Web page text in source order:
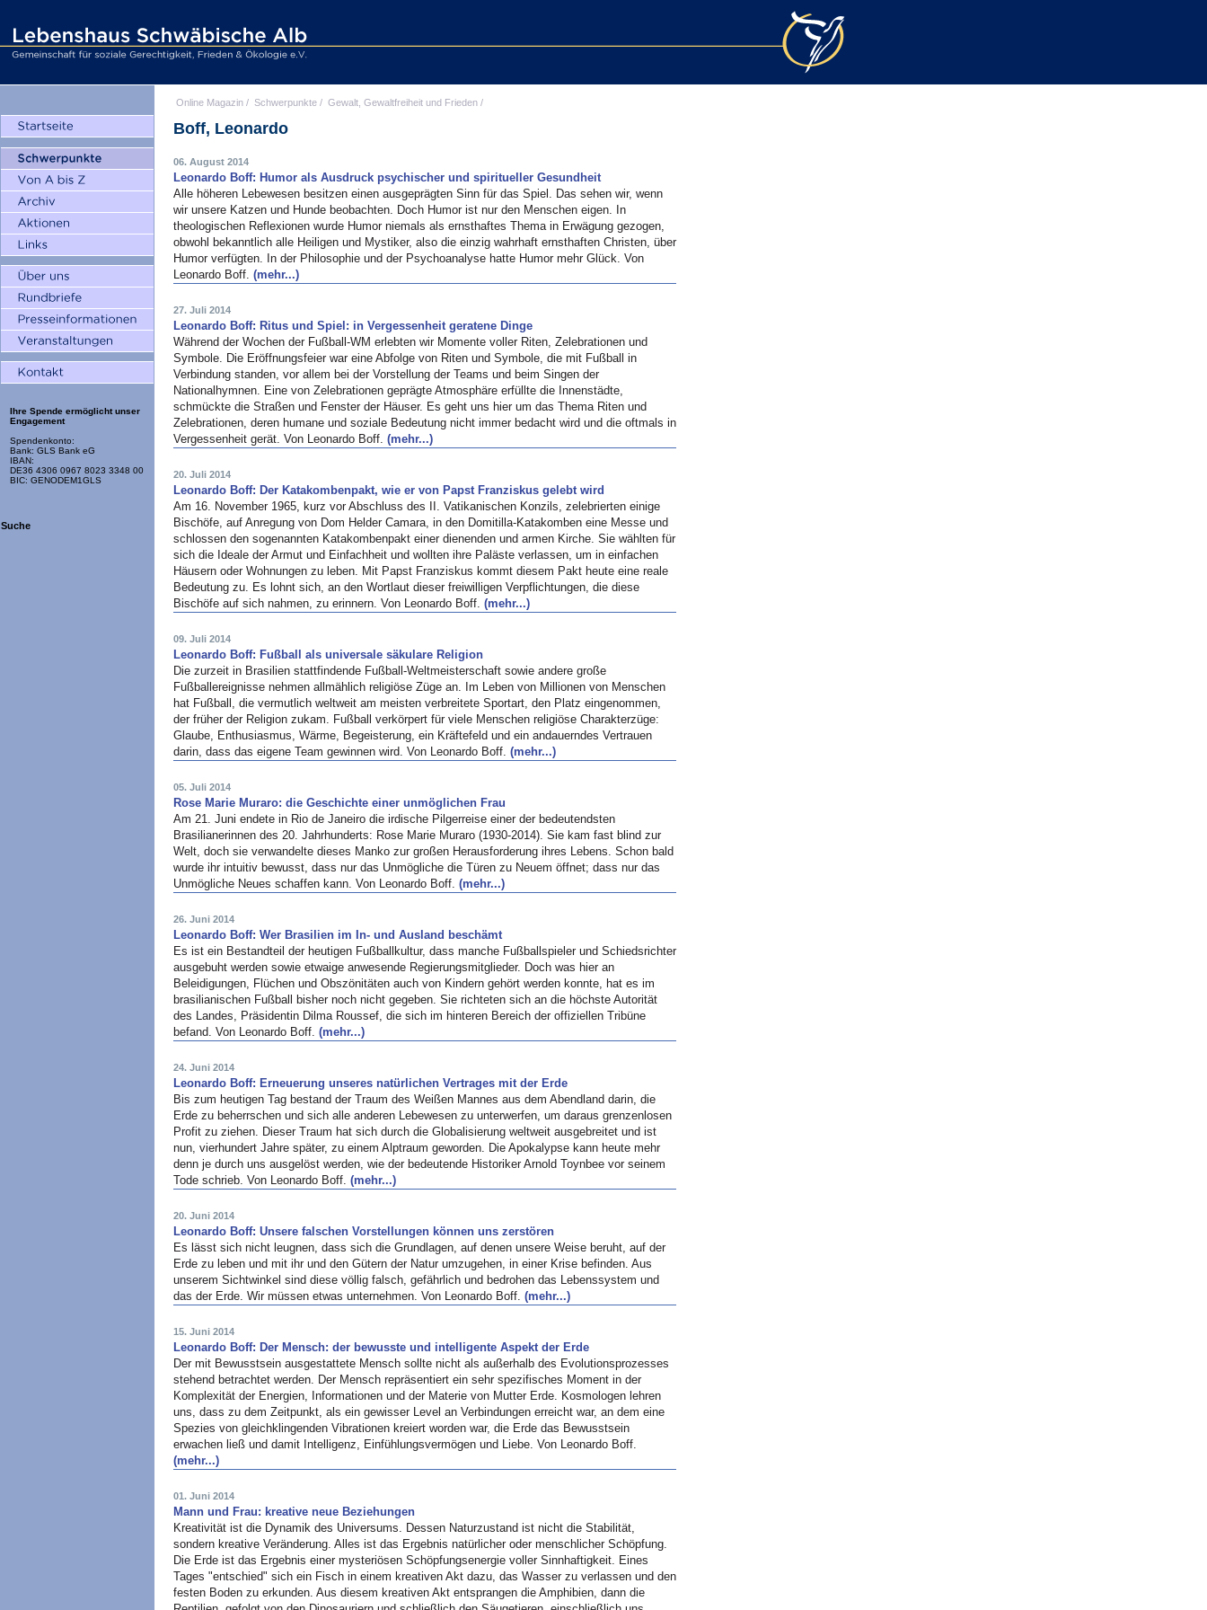
Ihre Spende ermöglicht unser
Engagement
Spendenkonto:
Bank: GLS Bank eG
IBAN:
DE36 4306 0967 8023 3348 00
BIC: GENODEM1GLS
Suche
Online Magazin / Schwerpunkte / Gewalt, Gewaltfreiheit und Frieden /
Boff, Leonardo
06. August 2014
Leonardo Boff: Humor als Ausdruck psychischer und spiritueller Gesundheit
Alle höheren Lebewesen besitzen einen ausgeprägten Sinn für das Spiel. Das sehen wir, wenn
wir unsere Katzen und Hunde beobachten. Doch Humor ist nur den Menschen eigen. In
theologischen Reflexionen wurde Humor niemals als ernsthaftes Thema in Erwägung gezogen,
obwohl bekanntlich alle Heiligen und Mystiker, also die einzig wahrhaft ernsthaften Christen, über
Humor verfügten. In der Philosophie und der Psychoanalyse hatte Humor mehr Glück. Von
Leonardo Boff. (mehr...)
27. Juli 2014
Leonardo Boff: Ritus und Spiel: in Vergessenheit geratene Dinge
Während der Wochen der Fußball-WM erlebten wir Momente voller Riten, Zelebrationen und
Symbole. Die Eröffnungsfeier war eine Abfolge von Riten und Symbole, die mit Fußball in
Verbindung standen, vor allem bei der Vorstellung der Teams und beim Singen der
Nationalhymnen. Eine von Zelebrationen geprägte Atmosphäre erfüllte die Innenstädte,
schmückte die Straßen und Fenster der Häuser. Es geht uns hier um das Thema Riten und
Zelebrationen, deren humane und soziale Bedeutung nicht immer bedacht wird und die oftmals in
Vergessenheit gerät. Von Leonardo Boff. (mehr...)
20. Juli 2014
Leonardo Boff: Der Katakombenpakt, wie er von Papst Franziskus gelebt wird
Am 16. November 1965, kurz vor Abschluss des II. Vatikanischen Konzils, zelebrierten einige
Bischöfe, auf Anregung von Dom Helder Camara, in den Domitilla-Katakomben eine Messe und
schlossen den sogenannten Katakombenpakt einer dienenden und armen Kirche. Sie wählten für
sich die Ideale der Armut und Einfachheit und wollten ihre Paläste verlassen, um in einfachen
Häusern oder Wohnungen zu leben. Mit Papst Franziskus kommt diesem Pakt heute eine reale
Bedeutung zu. Es lohnt sich, an den Wortlaut dieser freiwilligen Verpflichtungen, die diese
Bischöfe auf sich nahmen, zu erinnern. Von Leonardo Boff. (mehr...)
09. Juli 2014
Leonardo Boff: Fußball als universale säkulare Religion
Die zurzeit in Brasilien stattfindende Fußball-Weltmeisterschaft sowie andere große
Fußballereignisse nehmen allmählich religiöse Züge an. Im Leben von Millionen von Menschen
hat Fußball, die vermutlich weltweit am meisten verbreitete Sportart, den Platz eingenommen,
der früher der Religion zukam. Fußball verkörpert für viele Menschen religiöse Charakterzüge:
Glaube, Enthusiasmus, Wärme, Begeisterung, ein Kräftefeld und ein andauerndes Vertrauen
darin, dass das eigene Team gewinnen wird. Von Leonardo Boff. (mehr...)
05. Juli 2014
Rose Marie Muraro: die Geschichte einer unmöglichen Frau
Am 21. Juni endete in Rio de Janeiro die irdische Pilgerreise einer der bedeutendsten
Brasilianerinnen des 20. Jahrhunderts: Rose Marie Muraro (1930-2014). Sie kam fast blind zur
Welt, doch sie verwandelte dieses Manko zur großen Herausforderung ihres Lebens. Schon bald
wurde ihr intuitiv bewusst, dass nur das Unmögliche die Türen zu Neuem öffnet; dass nur das
Unmögliche Neues schaffen kann. Von Leonardo Boff. (mehr...)
26. Juni 2014
Leonardo Boff: Wer Brasilien im In- und Ausland beschämt
Es ist ein Bestandteil der heutigen Fußballkultur, dass manche Fußballspieler und Schiedsrichter
ausgebuht werden sowie etwaige anwesende Regierungsmitglieder. Doch was hier an
Beleidigungen, Flüchen und Obszönitäten auch von Kindern gehört werden konnte, hat es im
brasilianischen Fußball bisher noch nicht gegeben. Sie richteten sich an die höchste Autorität
des Landes, Präsidentin Dilma Roussef, die sich im hinteren Bereich der offiziellen Tribüne
befand. Von Leonardo Boff. (mehr...)
24. Juni 2014
Leonardo Boff: Erneuerung unseres natürlichen Vertrages mit der Erde
Bis zum heutigen Tag bestand der Traum des Weißen Mannes aus dem Abendland darin, die
Erde zu beherrschen und sich alle anderen Lebewesen zu unterwerfen, um daraus grenzenlosen
Profit zu ziehen. Dieser Traum hat sich durch die Globalisierung weltweit ausgebreitet und ist
nun, vierhundert Jahre später, zu einem Alptraum geworden. Die Apokalypse kann heute mehr
denn je durch uns ausgelöst werden, wie der bedeutende Historiker Arnold Toynbee vor seinem
Tode schrieb. Von Leonardo Boff. (mehr...)
20. Juni 2014
Leonardo Boff: Unsere falschen Vorstellungen können uns zerstören
Es lässt sich nicht leugnen, dass sich die Grundlagen, auf denen unsere Weise beruht, auf der
Erde zu leben und mit ihr und den Gütern der Natur umzugehen, in einer Krise befinden. Aus
unserem Sichtwinkel sind diese völlig falsch, gefährlich und bedrohen das Lebenssystem und
das der Erde. Wir müssen etwas unternehmen. Von Leonardo Boff. (mehr...)
15. Juni 2014
Leonardo Boff: Der Mensch: der bewusste und intelligente Aspekt der Erde
Der mit Bewusstsein ausgestattete Mensch sollte nicht als außerhalb des Evolutionsprozesses
stehend betrachtet werden. Der Mensch repräsentiert ein sehr spezifisches Moment in der
Komplexität der Energien, Informationen und der Materie von Mutter Erde. Kosmologen lehren
uns, dass zu dem Zeitpunkt, als ein gewisser Level an Verbindungen erreicht war, an dem eine
Spezies von gleichklingenden Vibrationen kreiert worden war, die Erde das Bewusstsein
erwachen ließ und damit Intelligenz, Einfühlungsvermögen und Liebe. Von Leonardo Boff.
(mehr...)
01. Juni 2014
Mann und Frau: kreative neue Beziehungen
Kreativität ist die Dynamik des Universums. Dessen Naturzustand ist nicht die Stabilität,
sondern kreative Veränderung. Alles ist das Ergebnis natürlicher oder menschlicher Schöpfung.
Die Erde ist das Ergebnis einer mysteriösen Schöpfungsenergie voller Sinnhaftigkeit. Eines
Tages "entschied" sich ein Fisch in einem kreativen Akt dazu, das Wasser zu verlassen und den
festen Boden zu erkunden. Aus diesem kreativen Akt entsprangen die Amphibien, dann die